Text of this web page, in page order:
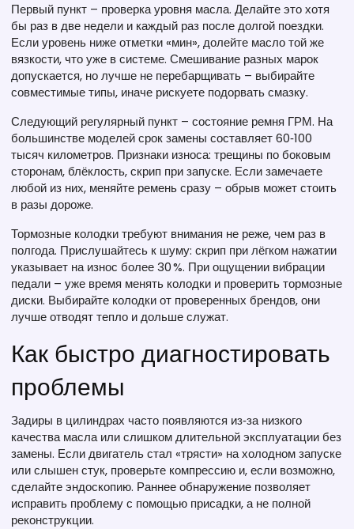
Первый пункт – проверка уровня масла. Делайте это хотя
бы раз в две недели и каждый раз после долгой поездки.
Если уровень ниже отметки «мин», долейте масло той же
вязкости, что уже в системе. Смешивание разных марок
допускается, но лучше не перебарщивать – выбирайте
совместимые типы, иначе рискуете подорвать смазку.
Следующий регулярный пункт – состояние ремня ГРМ. На
большинстве моделей срок замены составляет 60‑100
тысяч километров. Признаки износа: трещины по боковым
сторонам, блёклость, скрип при запуске. Если замечаете
любой из них, меняйте ремень сразу – обрыв может стоить
в разы дороже.
Тормозные колодки требуют внимания не реже, чем раз в
полгода. Прислушайтесь к шуму: скрип при лёгком нажатии
указывает на износ более 30 %. При ощущении вибрации
педали – уже время менять колодки и проверить тормозные
диски. Выбирайте колодки от проверенных брендов, они
лучше отводят тепло и дольше служат.
Как быстро диагностировать
проблемы
Задиры в цилиндрах часто появляются из‑за низкого
качества масла или слишком длительной эксплуатации без
замены. Если двигатель стал «трясти» на холодном запуске
или слышен стук, проверьте компрессию и, если возможно,
сделайте эндоскопию. Раннее обнаружение позволяет
исправить проблему с помощью присадки, а не полной
реконструкции.